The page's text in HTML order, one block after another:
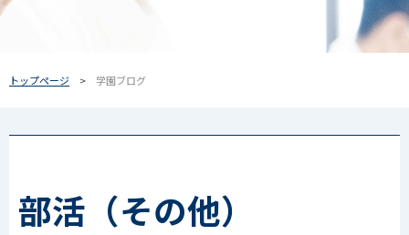
トップページ 学園ブログ
部活（その他）